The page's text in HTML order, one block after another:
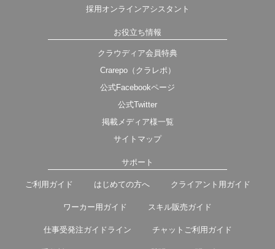
採用オンラインアシスタント
お役立ち情報
クラウディア会員特典
Crarepo（クラレポ）
公式Facebookページ
公式Twitter
掲載メディア様一覧
サイトマップ
サポート
ご利用ガイド はじめての方へ クライアント用ガイド
ワーカー用ガイド スキル販売ガイド
仕事受発注ガイドライン チャットご利用ガイド